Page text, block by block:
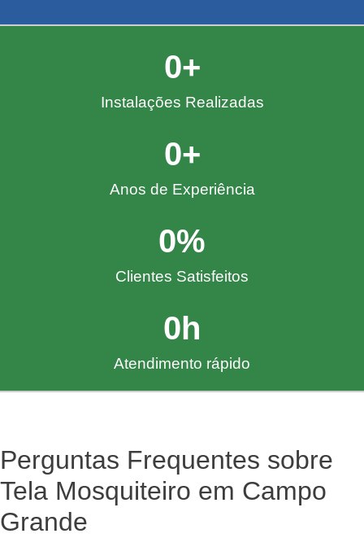
Instalações Realizadas
0+
Anos de Experiência
0+
Clientes Satisfeitos
0%
Atendimento rápido
0h
Perguntas Frequentes sobre
Tela Mosquiteiro em Campo
Grande